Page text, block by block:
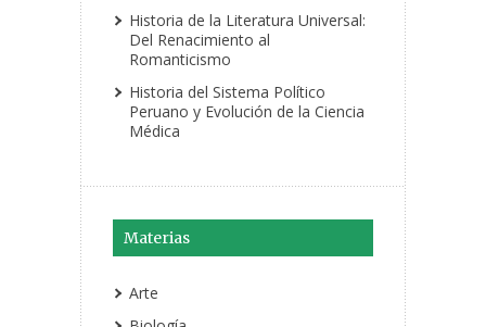
Historia de la Literatura Universal:
Del Renacimiento al
Romanticismo
Historia del Sistema Político
Peruano y Evolución de la Ciencia
Médica
Materias
Arte